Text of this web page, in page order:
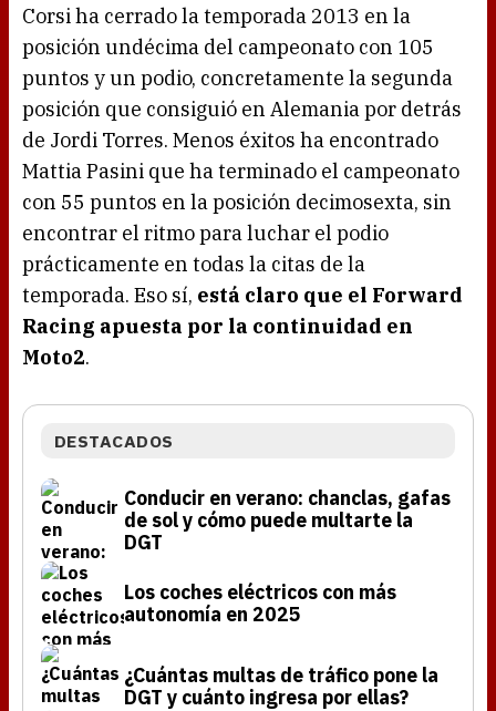
Corsi ha cerrado la temporada 2013 en la
posición undécima del campeonato con 105
puntos y un podio, concretamente la segunda
posición que consiguió en Alemania por detrás
de Jordi Torres. Menos éxitos ha encontrado
Mattia Pasini que ha terminado el campeonato
con 55 puntos en la posición decimosexta, sin
encontrar el ritmo para luchar el podio
prácticamente en todas la citas de la
temporada. Eso sí, está claro que el Forward
Racing apuesta por la continuidad en
Moto2.
DESTACADOS
Conducir en verano: chanclas, gafas
de sol y cómo puede multarte la
DGT
Los coches eléctricos con más
autonomía en 2025
¿Cuántas multas de tráfico pone la
DGT y cuánto ingresa por ellas?